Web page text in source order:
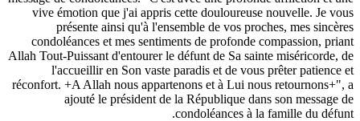
vive émotion que j'ai appris cette douloureuse nouvelle. Je vous
présente ainsi qu'à l'ensemble de vos proches, mes sincères
condoléances et mes sentiments de profonde compassion, priant
Allah Tout-Puissant d'entourer le défunt de Sa sainte miséricorde, de
l'accueillir en Son vaste paradis et de vous prêter patience et
réconfort. +A Allah nous appartenons et à Lui nous retournons+", a
ajouté le président de la République dans son message de
condoléances à la famille du défunt.